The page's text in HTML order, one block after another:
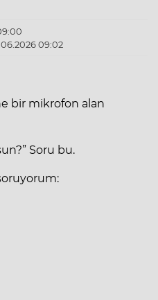
09:02
bir mikrofon alan
Soru bu.